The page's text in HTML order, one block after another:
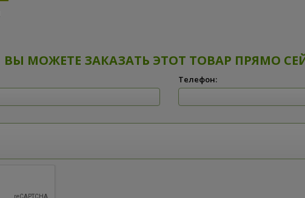
ВЫ МОЖЕТЕ ЗАКАЗАТЬ ЭТОТ ТОВАР ПРЯМО
Телефон: